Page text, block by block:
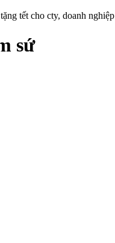
tết cho cty, doanh nghiệp
sứ